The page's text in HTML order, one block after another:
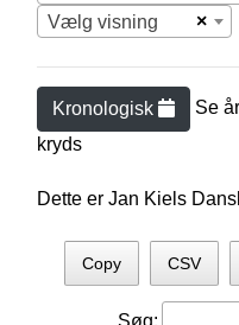
×
Vælg visning
Kronologisk Se
kryds
Dette er Jan Kiels
Copy CSV
Søg: